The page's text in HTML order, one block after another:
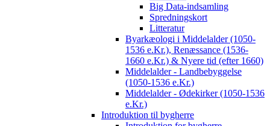
Big Data-indsamling
Spredningskort
Litteratur
Byarkæologi i Middelalder (1050-
1536 e.Kr.), Renæssance (1536-
1660 e.Kr.) & Nyere tid (efter 1660)
Middelalder - Landbebyggelse
(1050-1536 e.Kr.)
Middelalder - Ødekirker (1050-1536
e.Kr.)
Introduktion til bygherre